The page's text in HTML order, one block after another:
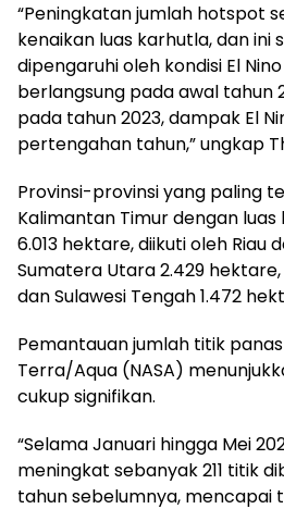
“Peningkatan jumlah hotspot
kenaikan luas karhutla, dan ini
dipengaruhi oleh kondisi El
berlangsung pada awal tahun
pada tahun 2023, dampak El
pertengahan tahun,” ungkap
Provinsi-provinsi yang paling
Kalimantan Timur dengan
6.013 hektare, diikuti oleh Riau
Sumatera Utara 2.429
dan Sulawesi Tengah 1.472
Pemantauan jumlah titik
Terra/Aqua (NASA)
cukup signifikan.
“Selama Januari hingga Mei
meningkat sebanyak 211 titik
tahun sebelumnya, mencapai